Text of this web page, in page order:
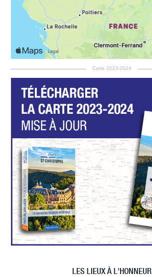
Carte 2023-2024
LES LIEUX À L'HONNEUR